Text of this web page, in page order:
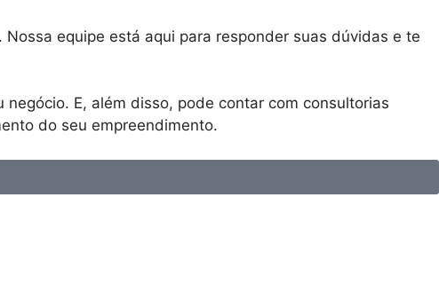
equipe está aqui para responder suas dúvidas e te
E, além disso, pode contar com consultorias
do seu empreendimento.